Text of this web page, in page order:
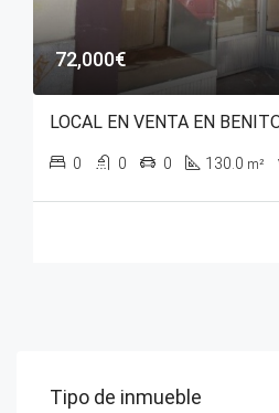
72,000€
LOCAL EN VENTA EN
0 0 0 130.0 m²
Tipo de inmueble